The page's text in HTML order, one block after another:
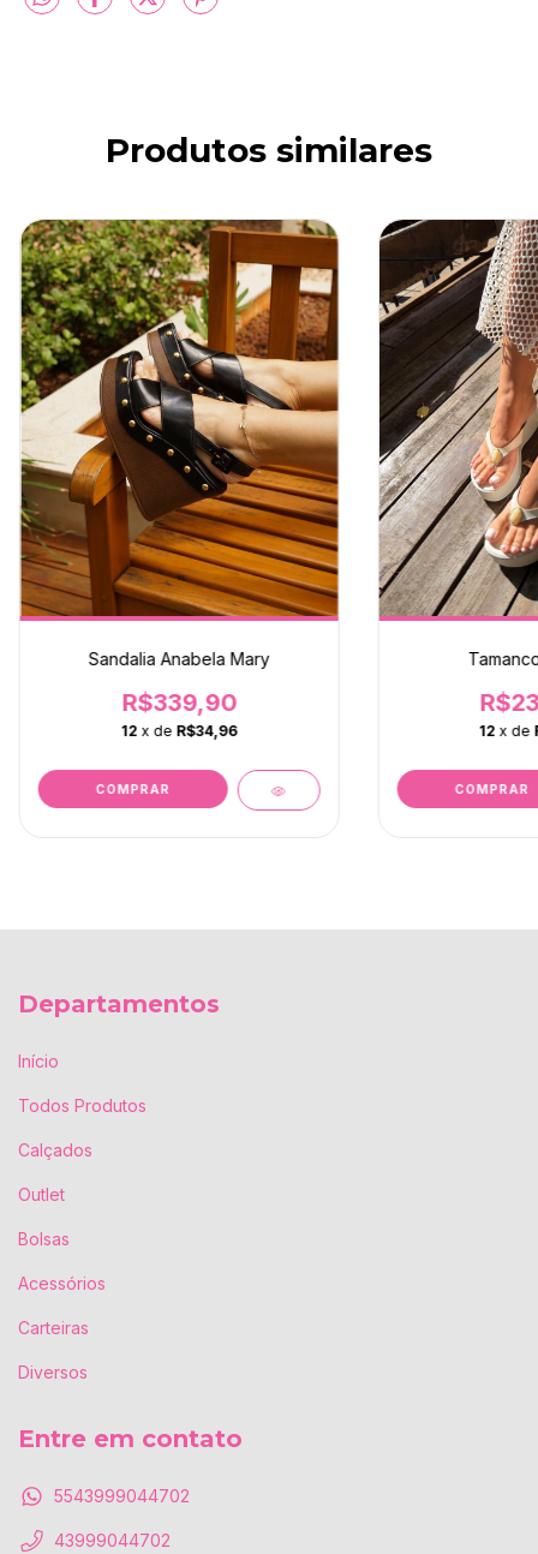
Produtos similares
Sandalia Anabela Mary
R$339,90
12 x de R$34,96
COMPRAR
12 x de
COMPRAR
Departamentos
Início
Todos Produtos
Calçados
Outlet
Bolsas
Acessórios
Carteiras
Diversos
Entre em contato
5543999044702
43999044702